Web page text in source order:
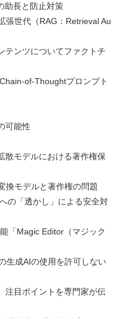
長と防止対策
世代（RAG：Retrieval Au
ンツについてファクトチ
of-Thoughtプロンプト
可能性
モデルにおける著作権保
モデルと著作権の問題
「透かし」による安全対
Magic Editor（マジック
成AIの使用を許可しない
目ポイントを専門家が伝